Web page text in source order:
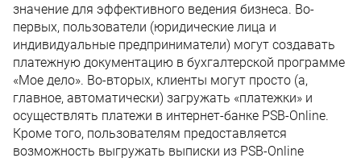
значение для эффективного ведения бизнеса. Во-
первых, пользователи (юридические лица и
индивидуальные предприниматели) могут создавать
платежную документацию в бухгалтерской программе
«Мое дело». Во-вторых, клиенты могут просто (а,
главное, автоматически) загружать «платежки» и
осуществлять платежи в интернет-банке PSB-Online.
Кроме того, пользователям предоставляется
возможность выгружать выписки из PSB-Online